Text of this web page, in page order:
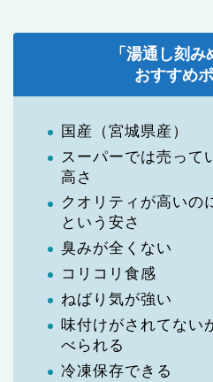
「湯通し刻
おすすめ
国産（宮城県産）
スーパーでは売って
高さ
クオリティが高いの
という安さ
臭みが全くない
コリコリ食感
ねばり気が強い
味付けがされてない
べられる
冷凍保存できる